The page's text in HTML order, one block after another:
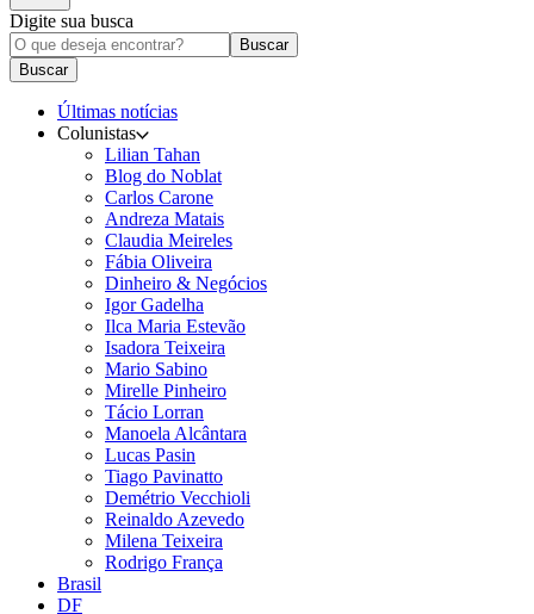
Digite sua busca
Buscar
Buscar
Últimas notícias
Colunistas
Lilian Tahan
Blog do Noblat
Carlos Carone
Andreza Matais
Claudia Meireles
Fábia Oliveira
Dinheiro & Negócios
Igor Gadelha
Ilca Maria Estevão
Isadora Teixeira
Mario Sabino
Mirelle Pinheiro
Tácio Lorran
Manoela Alcântara
Lucas Pasin
Tiago Pavinatto
Demétrio Vecchioli
Reinaldo Azevedo
Milena Teixeira
Rodrigo França
Brasil
DF